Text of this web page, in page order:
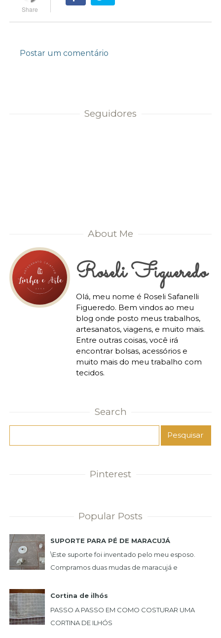
Postar um comentário
Seguidores
About Me
Roseli Figueredo
Olá, meu nome é Roseli Safanelli
Figueredo. Bem vindos ao meu
blog onde posto meus trabalhos,
artesanatos, viagens, e muito mais.
Entre outras coisas, você irá
encontrar bolsas, acessórios e
muito mais do meu trabalho com
tecidos.
Search
Pinterest
Popular Posts
SUPORTE PARA PÉ DE MARACUJÁ
\Este suporte foi inventado pelo meu esposo.
Compramos duas mudas de maracujá e
incomoda-se e nã...
Cortina de ilhós
PASSO A PASSO EM COMO COSTURAR UMA
CORTINA DE ILHÓS